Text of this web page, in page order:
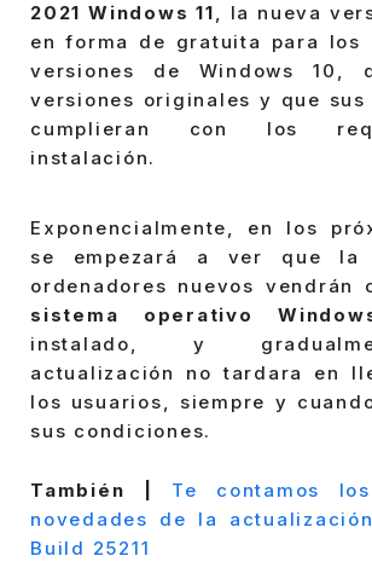
2021 Windows 11, la nueva
en forma de gratuita para los
versiones de Windows 10,
versiones originales y que sus
cumplieran con los
instalación.
Exponencialmente, en los
se empezará a ver que la
ordenadores nuevos vendrán
sistema operativo
instalado, y
actualización no tardara en
los usuarios, siempre y
sus condiciones.
También |
Te contamos
novedades de la actualización
Build 25211